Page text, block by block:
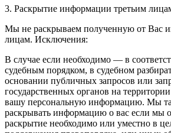
3. Раскрытие информации третьим
Мы не раскрываем полученную от Вас
лицам. Исключения:
В случае если необходимо — в
судебным порядком, в судебном
основании публичных запросов или
государственных органов на
вашу персональную информацию. Мы
раскрывать информацию о вас если мы
раскрытие необходимо или уместно в